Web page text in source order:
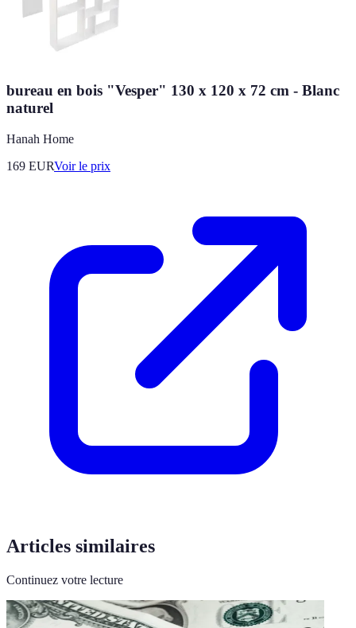
bureau en bois "Vesper" 130 x 120 x 72 cm - Blanc
naturel
Hanah Home
169 EURVoir le prix
Articles similaires
Continuez votre lecture